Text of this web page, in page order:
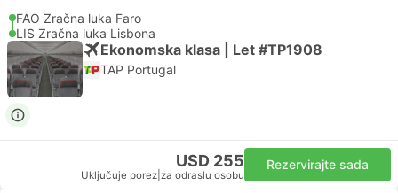
FAO Zračna luka Faro
LIS Zračna luka Lisbona
Ekonomska klasa | Let #TP1908
TAP Portugal
USD 255
Uključuje porez za odraslu osobu
Rezervirajte sada